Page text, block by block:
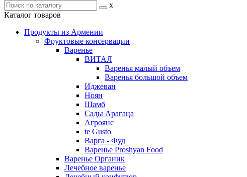
x
Каталог товаров
Продукты из Армении
Фруктовые консервации
Варенье
ВИТАЛ
Варенья малый объем
Варенья большой объем
Иджеван
Ноян
Шамб
Сады Арагаца
Агроянс
te Gusto
Варга - Фуд
Варенье Proshyan Food
Варенье Органик
Лечебное варенье